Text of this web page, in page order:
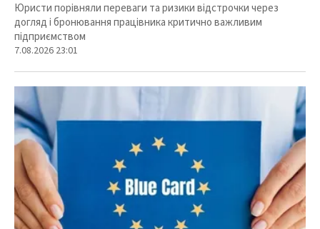
Юристи порівняли переваги та ризики відстрочки через
догляд і бронювання працівника критично важливим
підприємством
7.08.2026 23:01